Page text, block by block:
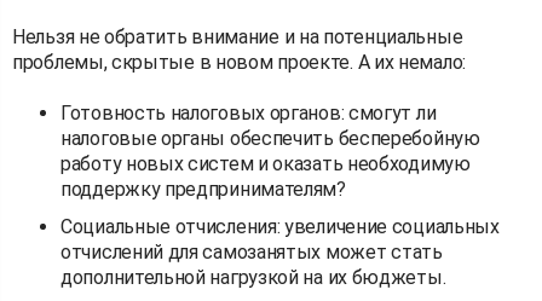
Нельзя не обратить внимание и на потенциальные
проблемы, скрытые в новом проекте. А их немало:
Готовность налоговых органов: смогут ли
налоговые органы обеспечить бесперебойную
работу новых систем и оказать необходимую
поддержку предпринимателям?
Социальные отчисления: увеличение социальных
отчислений для самозанятых может стать
дополнительной нагрузкой на их бюджеты.